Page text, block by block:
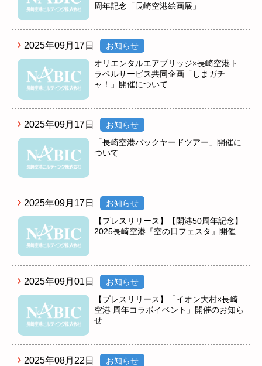
周年記念「長崎空港絵画展」
2025年09月17日
お知らせ
オリエンタルエアブリッジ×長崎空港ト
ラベルサービス共同企画「しまガチ
ャ！」開催について
2025年09月17日
お知らせ
「長崎空港バックヤードツアー」開催に
ついて
2025年09月17日
お知らせ
【プレスリリース】【開港50周年記念】
2025長崎空港『空の日フェスタ』開催
2025年09月01日
お知らせ
【プレスリリース】「イオン大村×長崎
空港 周年コラボイベント」開催のお知ら
せ
2025年08月22日
お知らせ